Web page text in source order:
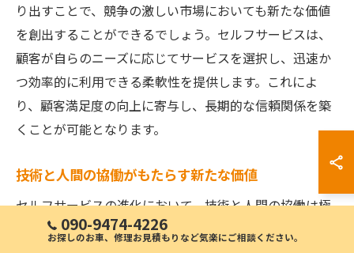
り出すことで、競争の激しい市場においても新たな価値
を創出することができるでしょう。セルフサービスは、
顧客が自らのニーズに応じてサービスを選択し、迅速か
つ効率的に利用できる柔軟性を提供します。これによ
り、顧客満足度の向上に寄与し、長期的な信頼関係を築
くことが可能となります。
技術と人間の協働がもたらす新たな価値
セルフサービスの進化において、技術と人間の協働は極
めて重要です。最新の技術を駆使することで、例えばAI
090-9474-4226
お探しのお車、修理お見積もりなど気楽にご相談ください。